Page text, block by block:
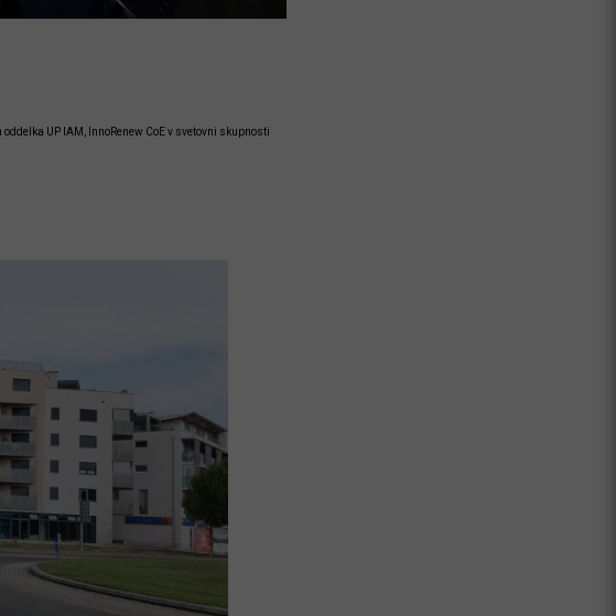
UP IAM, InnoRenew CoE v svetovni skupnosti